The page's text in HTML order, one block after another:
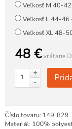
Veľkosť M 40-
Veľkosť L 44-46
Veľkosť XL 48-
48 €vrátane
+
-
Číslo tovaru: 149 829
Materiál: 100%